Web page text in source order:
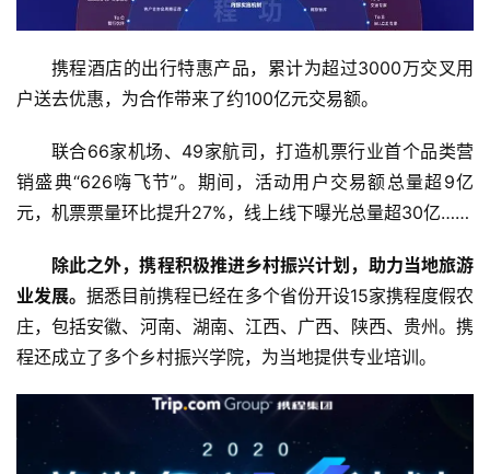
数
新
商
新
专
专
题
携程酒店的出行特惠产品，累计为超过3000万交叉用
户送去优惠，为合作带来了约100亿元交易额。
联合66家机场、49家航司，打造机票行业首个品类营
销盛典“626嗨飞节”。期间，活动用户交易额总量超9亿
元，机票票量环比提升27%，线上线下曝光总量超30亿……
除此之外，携程积极推进乡村振兴计划，助力当地旅游
业发展。据悉目前携程已经在多个省份开设15家携程度假农
庄，包括安徽、河南、湖南、江西、广西、陕西、贵州。携
程还成立了多个乡村振兴学院，为当地提供专业培训。